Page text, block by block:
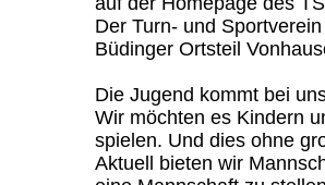
Der Turn- und
Büdinger Ortsteil
Die Jugend kommt bei
Wir möchten es Kindern
spielen. Und dies ohne
Aktuell bieten wir